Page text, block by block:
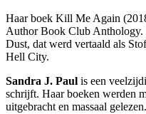
Haar boek Kill Me Again
Author Book Club Anthology.
Dust, dat werd vertaald als
Hell City.
Sandra J. Paul is een
schrijft. Haar boeken werden
uitgebracht en massaal gelezen.